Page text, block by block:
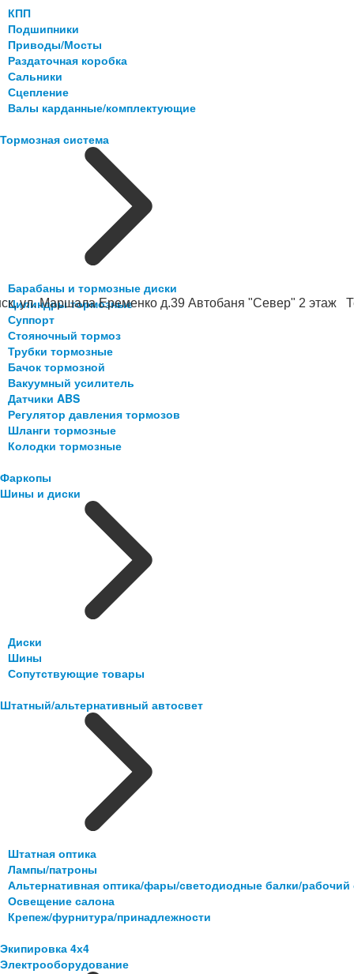
ул. Маршала Еременко д.39 Автобаня "Север" 2 этаж
КПП
Подшипники
Приводы/Мосты
Раздаточная коробка
Сальники
Сцепление
Валы карданные/комплектующие
Тормозная система
Барабаны и тормозные диски
Цилиндры тормозные
Суппорт
Стояночный тормоз
Трубки тормозные
Бачок тормозной
Вакуумный усилитель
Датчики ABS
Регулятор давления тормозов
Шланги тормозные
Колодки тормозные
Фаркопы
Шины и диски
Диски
Шины
Сопутствующие товары
Штатный/альтернативный автосвет
Штатная оптика
Лампы/патроны
Альтернативная оптика/фары/светодиодные балки/рабочий
Освещение салона
Крепеж/фурнитура/принадлежности
Экипировка 4х4
Электрооборудование